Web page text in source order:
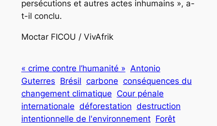
persécutions et autres actes inhumains », a-
t-il conclu.
Moctar FICOU / VivAfrik
« crime contre l’humanité » Antonio
Guterres Brésil carbone conséquences du
changement climatique Cour pénale
internationale déforestation destruction
intentionnelle de l'environnement Forêt